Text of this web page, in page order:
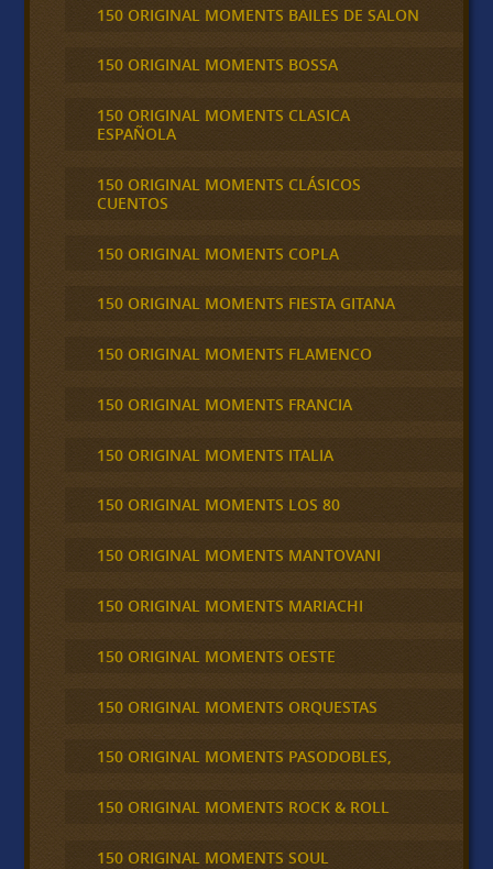
150 ORIGINAL MOMENTS BAILES DE SALON
150 ORIGINAL MOMENTS BOSSA
150 ORIGINAL MOMENTS CLASICA
ESPAÑOLA
150 ORIGINAL MOMENTS CLÁSICOS
CUENTOS
150 ORIGINAL MOMENTS COPLA
150 ORIGINAL MOMENTS FIESTA GITANA
150 ORIGINAL MOMENTS FLAMENCO
150 ORIGINAL MOMENTS FRANCIA
150 ORIGINAL MOMENTS ITALIA
150 ORIGINAL MOMENTS LOS 80
150 ORIGINAL MOMENTS MANTOVANI
150 ORIGINAL MOMENTS MARIACHI
150 ORIGINAL MOMENTS OESTE
150 ORIGINAL MOMENTS ORQUESTAS
150 ORIGINAL MOMENTS PASODOBLES,
150 ORIGINAL MOMENTS ROCK & ROLL
150 ORIGINAL MOMENTS SOUL